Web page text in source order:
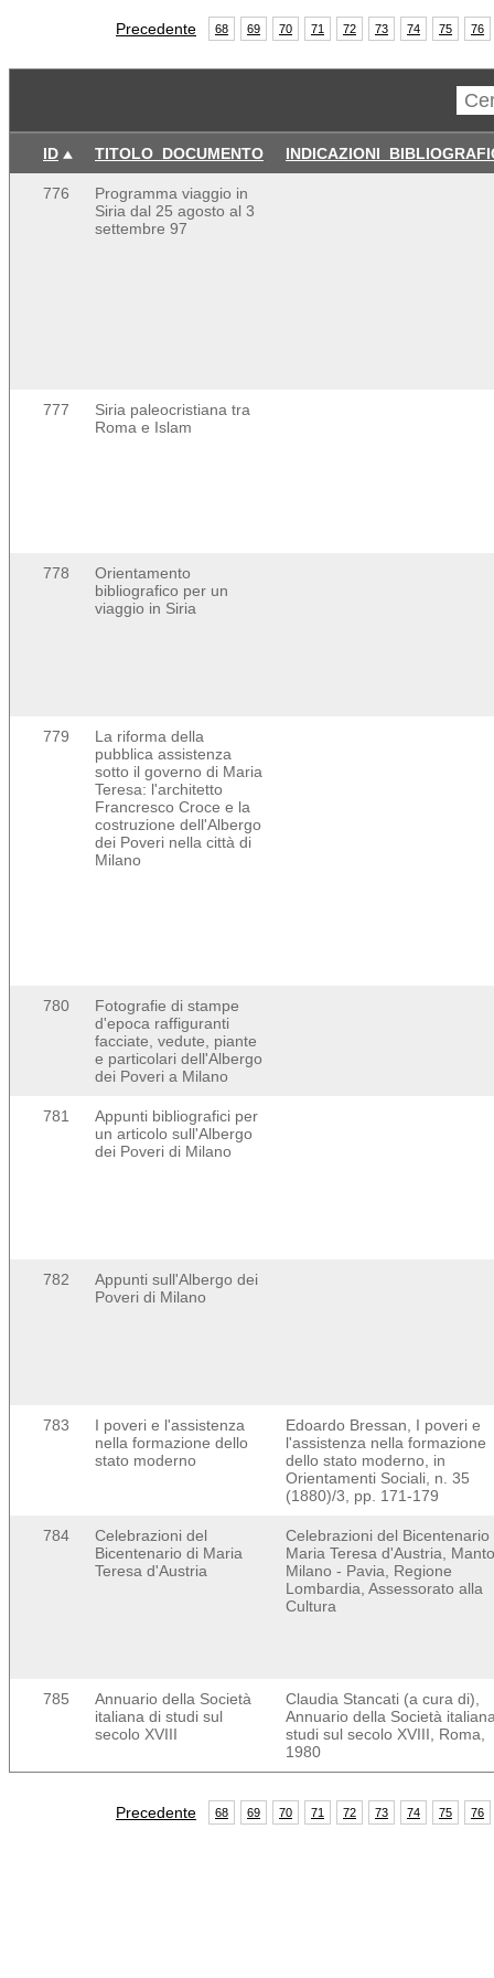
Precedente 68 69 70 71 72 73 74 75 76
ID TITOLO_DOCUMENTO
776
Programma viaggio in
Siria dal 25 agosto al 3
settembre 97
777
Siria paleocristiana tra
Roma e Islam
778
Orientamento
bibliografico per un
viaggio in Siria
779
La riforma della
pubblica assistenza
sotto il governo di Maria
Teresa: l'architetto
Francresco Croce e la
costruzione dell'Albergo
dei Poveri nella città di
Milano
780
Fotografie di stampe
d'epoca raffiguranti
facciate, vedute, piante
e particolari dell'Albergo
dei Poveri a Milano
781
Appunti bibliografici per
un articolo sull'Albergo
dei Poveri di Milano
782
Appunti sull'Albergo dei
Poveri di Milano
783
I poveri e l'assistenza
nella formazione dello
stato moderno
Edoardo Bressan, I poveri e
l'assistenza nella formazione
dello stato moderno, in
Orientamenti Sociali, n. 35
(1880)/3, pp. 171-179
784
Celebrazioni del
Bicentenario di Maria
Teresa d'Austria
Celebrazioni del Bicentenario
Maria Teresa d'Austria,
Milano - Pavia, Regione
Lombardia, Assessorato alla
Cultura
785
Annuario della Società
italiana di studi sul
secolo XVIII
Claudia Stancati (a cura di),
Annuario della Società
studi sul secolo XVIII, Roma,
1980
Precedente 68 69 70 71 72 73 74 75 76